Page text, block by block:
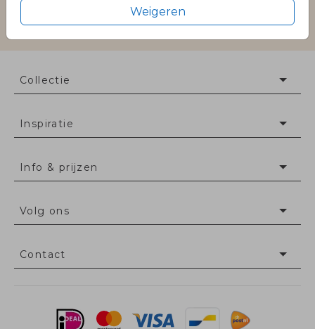
Weigeren
Gratis eerste proefkaartje met code
PROEF2026
Collectie
Inspiratie
Info & prijzen
Volg ons
Contact